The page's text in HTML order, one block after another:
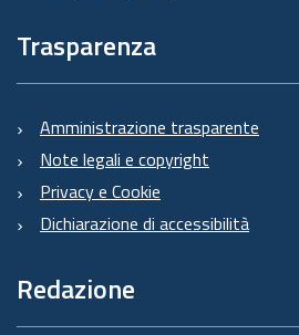
Trasparenza
Amministrazione trasparente
Note legali e copyright
Privacy e Cookie
Dichiarazione di accessibilità
Redazione